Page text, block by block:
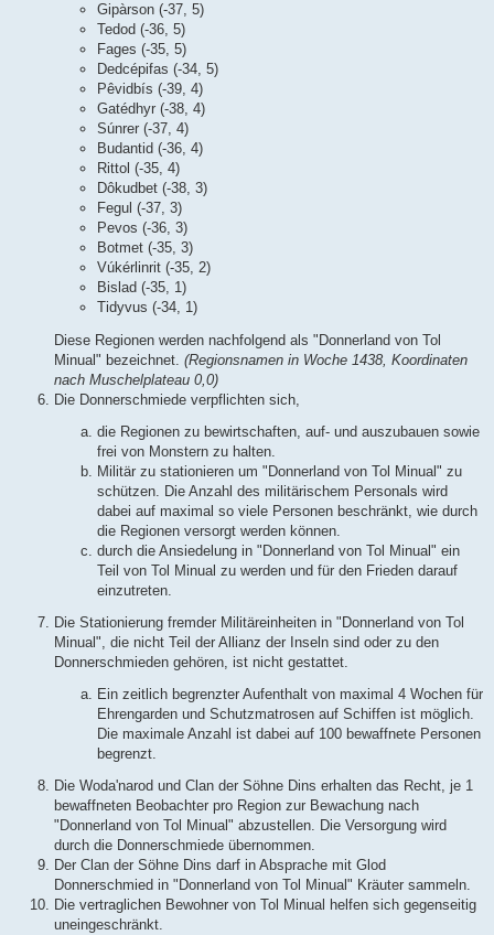
Gipàrson (-37, 5)
Tedod (-36, 5)
Fages (-35, 5)
Dedcépifas (-34, 5)
Pêvidbís (-39, 4)
Gatédhyr (-38, 4)
Súnrer (-37, 4)
Budantid (-36, 4)
Rittol (-35, 4)
Dôkudbet (-38, 3)
Fegul (-37, 3)
Pevos (-36, 3)
Botmet (-35, 3)
Vúkérlinrit (-35, 2)
Bislad (-35, 1)
Tidyvus (-34, 1)
Diese Regionen werden nachfolgend als "Donnerland von Tol
Minual" bezeichnet. (Regionsnamen in Woche 1438, Koordinaten
nach Muschelplateau 0,0)
Die Donnerschmiede verpflichten sich,
die Regionen zu bewirtschaften, auf- und auszubauen sowie
frei von Monstern zu halten.
Militär zu stationieren um "Donnerland von Tol Minual" zu
schützen. Die Anzahl des militärischem Personals wird
dabei auf maximal so viele Personen beschränkt, wie durch
die Regionen versorgt werden können.
durch die Ansiedelung in "Donnerland von Tol Minual" ein
Teil von Tol Minual zu werden und für den Frieden darauf
einzutreten.
Die Stationierung fremder Militäreinheiten in "Donnerland von Tol
Minual", die nicht Teil der Allianz der Inseln sind oder zu den
Donnerschmieden gehören, ist nicht gestattet.
Ein zeitlich begrenzter Aufenthalt von maximal 4 Wochen für
Ehrengarden und Schutzmatrosen auf Schiffen ist möglich.
Die maximale Anzahl ist dabei auf 100 bewaffnete Personen
begrenzt.
Die Woda'narod und Clan der Söhne Dins erhalten das Recht, je 1
bewaffneten Beobachter pro Region zur Bewachung nach
"Donnerland von Tol Minual" abzustellen. Die Versorgung wird
durch die Donnerschmiede übernommen.
Der Clan der Söhne Dins darf in Absprache mit Glod
Donnerschmied in "Donnerland von Tol Minual" Kräuter sammeln.
Die vertraglichen Bewohner von Tol Minual helfen sich gegenseitig
uneingeschränkt.